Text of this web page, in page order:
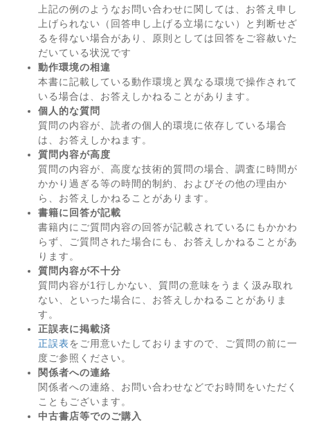
上記の例のようなお問い合わせに関しては、お答え申し
上げられない（回答申し上げる立場にない）と判断せざ
るを得ない場合があり、原則としては回答をご容赦いた
だいている状況です
動作環境の相違
本書に記載している動作環境と異なる環境で操作されて
いる場合は、お答えしかねることがあります。
個人的な質問
質問の内容が、読者の個人的環境に依存している場合
は、お答えしかねます。
質問内容が高度
質問の内容が、高度な技術的質問の場合、調査に時間が
かかり過ぎる等の時間的制約、およびその他の理由か
ら、お答えしかねることがあります。
書籍に回答が記載
書籍内にご質問内容の回答が記載されているにもかかわ
らず、ご質問された場合にも、お答えしかねることがあ
ります。
質問内容が不十分
質問内容が1行しかない、質問の意味をうまく汲み取れ
ない、といった場合に、お答えしかねることがありま
す。
正誤表に掲載済
正誤表をご用意いたしておりますので、ご質問の前に一
度ご参照ください。
関係者への連絡
関係者への連絡、お問い合わせなどでお時間をいただく
こともございます。
中古書店等でのご購入